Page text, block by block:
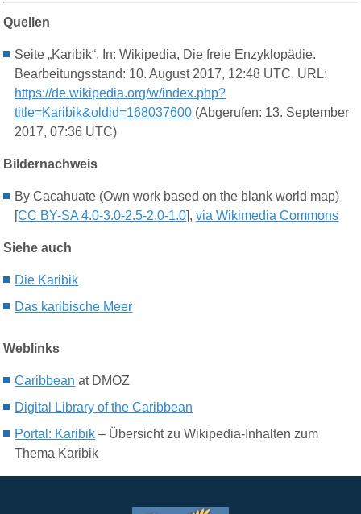
Quellen
Seite „Karibik“. In: Wikipedia, Die freie Enzyklopädie.
Bearbeitungsstand: 10. August 2017, 12:48 UTC. URL:
https://de.wikipedia.org/w/index.php?
title=Karibik&oldid=168037600 (Abgerufen: 13. September
2017, 07:36 UTC)
Bildernachweis
By Cacahuate (Own work based on the blank world map)
[CC BY-SA 4.0-3.0-2.5-2.0-1.0],via Wikimedia Commons
Siehe auch
Die Karibik
Das karibische Meer
Weblinks
Caribbean at DMOZ
Digital Library of the Caribbean
Portal: Karibik – Übersicht zu Wikipedia-Inhalten zum
Thema Karibik